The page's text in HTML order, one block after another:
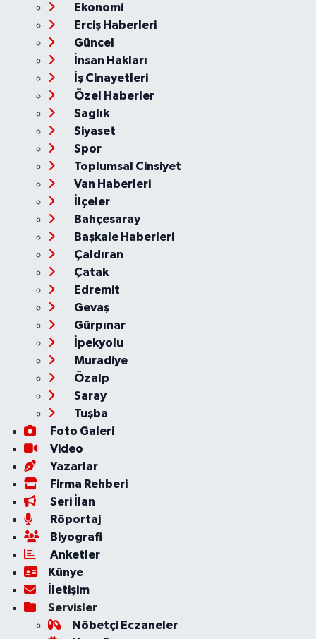
Ekonomi
Erciş Haberleri
Güncel
İnsan Hakları
İş Cinayetleri
Özel Haberler
Sağlık
Siyaset
Spor
Toplumsal Cinsiyet
Van Haberleri
İlçeler
Bahçesaray
Başkale Haberleri
Çaldıran
Çatak
Edremit
Gevaş
Gürpınar
İpekyolu
Muradiye
Özalp
Saray
Tuşba
Foto Galeri
Video
Yazarlar
Firma Rehberi
Seri İlan
Röportaj
Biyografi
Anketler
Künye
İletişim
Servisler
Nöbetçi Eczaneler